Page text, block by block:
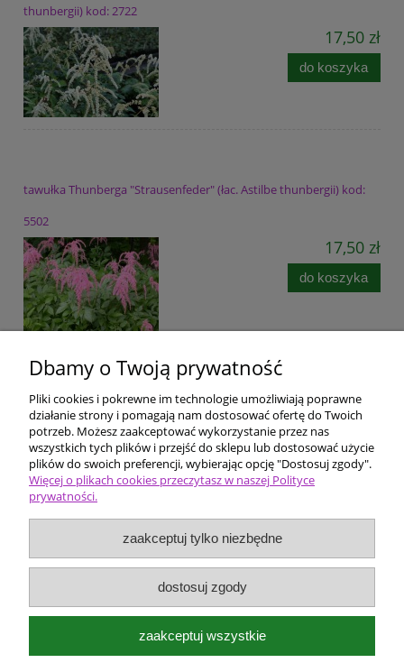
thunbergii) kod: 2722
17,50 zł
do koszyka
tawułka Thunberga "Strausenfeder" (łac. Astilbe thunbergii) kod:
5502
17,50 zł
do koszyka
Pomoc
Dostawa i płatności
Ceny i rodzaje zakupów
O firmie
Kokotów 574
32-002 Węgrzce Wielkie k/Krakowa
Dbamy o Twoją prywatność
Pliki cookies i pokrewne im technologie umożliwiają poprawne
działanie strony i pomagają nam dostosować ofertę do Twoich
potrzeb. Możesz zaakceptować wykorzystanie przez nas
wszystkich tych plików i przejść do sklepu lub dostosować użycie
plików do swoich preferencji, wybierając opcję "Dostosuj zgody".
Więcej o plikach cookies przeczytasz w naszej Polityce
prywatności.
zaakceptuj tylko niezbędne
dostosuj zgody
zaakceptuj wszystkie